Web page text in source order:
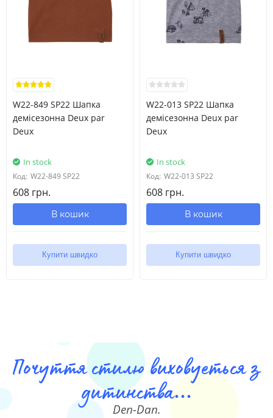
W22-849 SP22 Шапка
демісезонна Deux par
Deux
In stock
Код: W22-849 SP22
608 грн.
В кошик
Купити швидко
W22-013 SP22 Шапка
демісезонна Deux par
Deux
In stock
Код: W22-013 SP22
608 грн.
В кошик
Купити швидко
Почуття стилю виховуеться з
дитинства...
Den-Dan.